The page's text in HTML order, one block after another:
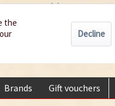
Brands Gift vouchers
the
Decline